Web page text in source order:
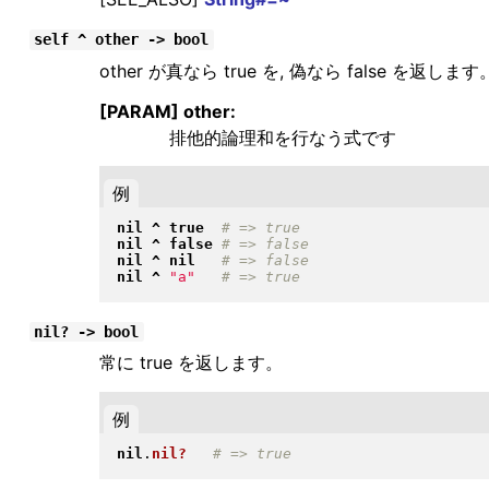
self ^ other -> bool
other が真なら true を, 偽なら false を返します
[PARAM] other:
排他的論理和を行なう式です
例
nil ^ true
nil ^ false
nil ^ nil
nil ^ " a "
nil? -> bool
常に true を返します。
例
nil . nil?